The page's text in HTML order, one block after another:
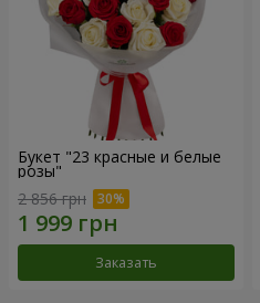
Букет "23 красные и белые
розы"
2 856 грн
Заказать